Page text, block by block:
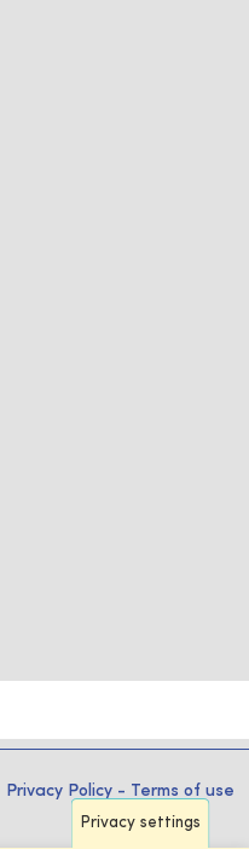
Privacy Policy - Terms of use
Privacy settings